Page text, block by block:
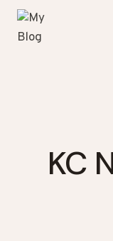
Zum
Inhalt
springen
KC